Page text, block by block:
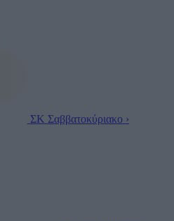
ΣΚ Σαββατοκύριακο ›